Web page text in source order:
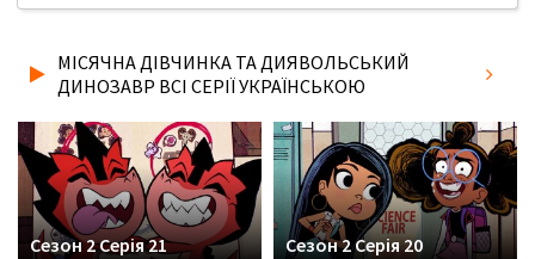
будь-який момент можуть виникнути непередбачені
обставини, здатні поставити їх життя під загрозу. Не
2 сезону серіалу Місячна Дівчинка та Диявольський
Динозавр українською мовою, у хорошій hd якості та з
українськими субтитрами!
МІСЯЧНА ДІВЧИНКА ТА ДИЯВОЛЬСЬКИЙ
ДИНОЗАВР ВСІ СЕРІЇ УКРАЇНСЬКОЮ
Сезон 2 Серія 21 Сезон 2 Серія 20